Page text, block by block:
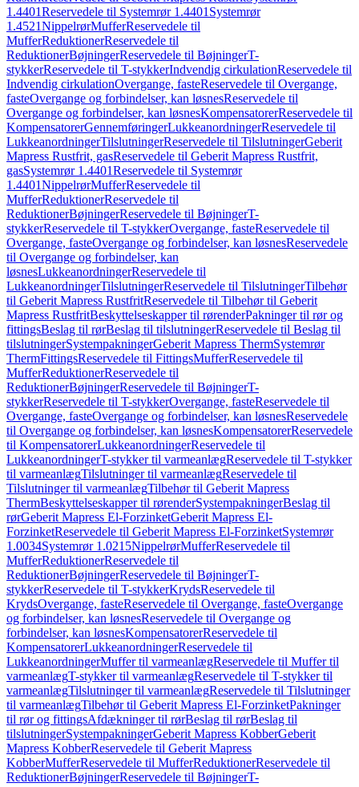
1.4401Reservedele til Systemrør 1.4401 Systemrør
1.4521NippelrørMufferReservedele til
MufferReduktionerReservedele til
ReduktionerBøjningerReservedele til BøjningerT-
stykkerReservedele til T-stykkerIndvendig cirkulationReservedele til
Indvendig cirkulationOvergange, fasteReservedele til Overgange,
fasteOvergange og forbindelser, kan løsnesReservedele til
Overgange og forbindelser, kan løsnesKompensatorerReservedele til
KompensatorerGennemføringerLukkeanordningerReservedele til
LukkeanordningerTilslutningerReservedele til TilslutningerGeberit
Mapress Rustfrit, gasReservedele til Geberit Mapress Rustfrit,
gasSystemrør 1.4401Reservedele til Systemrør
1.4401NippelrørMufferReservedele til
MufferReduktionerReservedele til
ReduktionerBøjningerReservedele til BøjningerT-
stykkerReservedele til T-stykkerOvergange, fasteReservedele til
Overgange, fasteOvergange og forbindelser, kan løsnesReservedele
til Overgange og forbindelser, kan
løsnesLukkeanordningerReservedele til
LukkeanordningerTilslutningerReservedele til TilslutningerTilbehør
til Geberit Mapress RustfritReservedele til Tilbehør til Geberit
Mapress RustfritBeskyttelseskapper til rørenderPakninger til rør og
fittingsBeslag til rørBeslag til tilslutningerReservedele til Beslag til
tilslutningerSystempakningerGeberit Mapress ThermSystemrør
ThermFittingsReservedele til FittingsMufferReservedele til
MufferReduktionerReservedele til
ReduktionerBøjningerReservedele til BøjningerT-
stykkerReservedele til T-stykkerOvergange, fasteReservedele til
Overgange, fasteOvergange og forbindelser, kan løsnesReservedele
til Overgange og forbindelser, kan løsnesKompensatorerReservedele
til KompensatorerLukkeanordningerReservedele til
LukkeanordningerT-stykker til varmeanlægReservedele til T-stykker
til varmeanlægTilslutninger til varmeanlægReservedele til
Tilslutninger til varmeanlægTilbehør til Geberit Mapress
ThermBeskyttelseskapper til rørenderSystempakningerBeslag til
rørGeberit Mapress El-ForzinketGeberit Mapress El-
ForzinketReservedele til Geberit Mapress El-ForzinketSystemrør
1.0034Systemrør 1.0215NippelrørMufferReservedele til
MufferReduktionerReservedele til
ReduktionerBøjningerReservedele til BøjningerT-
stykkerReservedele til T-stykkerKrydsReservedele til
KrydsOvergange, fasteReservedele til Overgange, fasteOvergange
og forbindelser, kan løsnesReservedele til Overgange og
forbindelser, kan løsnesKompensatorerReservedele til
KompensatorerLukkeanordningerReservedele til
LukkeanordningerMuffer til varmeanlægReservedele til Muffer til
varmeanlægT-stykker til varmeanlægReservedele til T-stykker til
varmeanlægTilslutninger til varmeanlægReservedele til Tilslutninger
til varmeanlægTilbehør til Geberit Mapress El-ForzinketPakninger
til rør og fittingsAfdækninger til rørBeslag til rørBeslag til
tilslutningerSystempakningerGeberit Mapress KobberGeberit
Mapress KobberReservedele til Geberit Mapress
KobberMufferReservedele til MufferReduktionerReservedele til
ReduktionerBøjningerReservedele til BøjningerT-